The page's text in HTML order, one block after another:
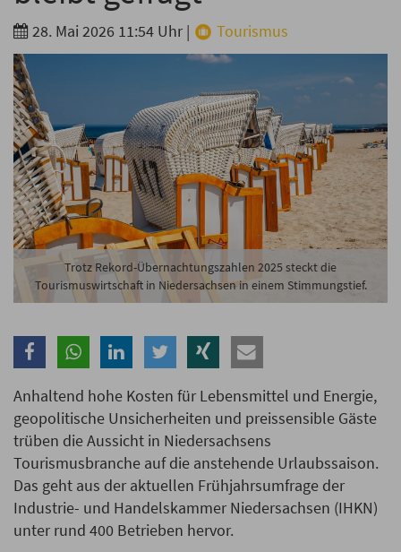
28. Mai 2026 11:54 Uhr | Tourismus
Trotz Rekord-Übernachtungszahlen 2025 steckt die
Tourismuswirtschaft in Niedersachsen in einem Stimmungstief.
Anhaltend hohe Kosten für Lebensmittel und Energie,
geopolitische Unsicherheiten und preissensible Gäste
trüben die Aussicht in Niedersachsens
Tourismusbranche auf die anstehende Urlaubssaison.
Das geht aus der aktuellen Frühjahrsumfrage der
Industrie- und Handelskammer Niedersachsen (IHKN)
unter rund 400 Betrieben hervor.
Branche
Ich möchte folgende Newsletter erhalten
Tageskarte-Newsletter (gegen 8.30 Uhr)
Ich habe dieDatenschutzerklärungzur Kenntnis
genommen.
Anmelden Danke, heute nicht